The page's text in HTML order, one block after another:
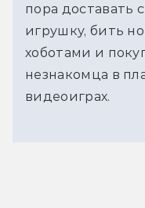
пора
игрушку, бить
хоботами и
незнакомца в
видеоиграх.